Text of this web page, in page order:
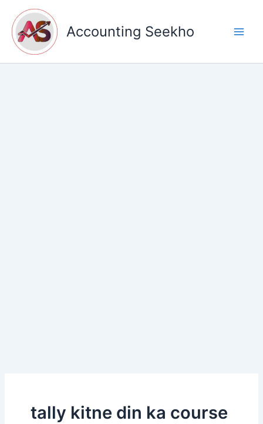
content
Accounting Seekho
tally kitne din ka course